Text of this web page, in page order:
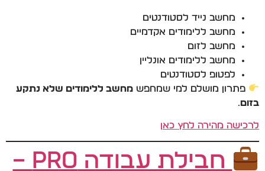
מחשב נייד לסטודנטים
מחשב ללימודים אקדמיים
מחשב לזום
מחשב ללימודים אונליין
לפטופ לסטודנטים
פתרון מושלם למי שמחפשמחשב ללימודים שלא נתקע
בזום.
לרכישה מהירה לחץ כאן
חבילת עבודה PRO –